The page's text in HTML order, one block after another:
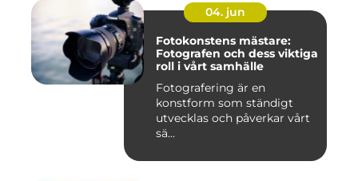
04. jun
Fotokonstens mästare:
Fotografen och dess viktiga
roll i vårt samhälle
Fotografering är en
konstform som ständigt
utvecklas och påverkar vårt
sä...